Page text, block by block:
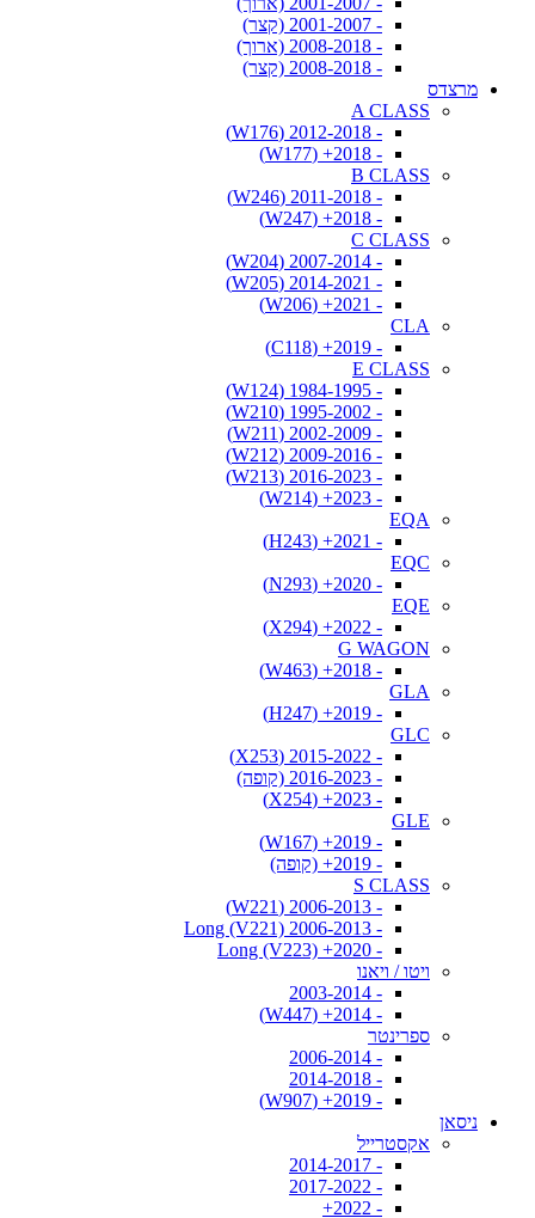
- 2001-2007 (קצר)
- 2008-2018 (ארוך)
- 2008-2018 (קצר)
מרצדס
A CLASS
- 2012-2018 (W176)
- 2018+ (W177)
B CLASS
- 2011-2018 (W246)
- 2018+ (W247)
C CLASS
- 2007-2014 (W204)
- 2014-2021 (W205)
- 2021+ (W206)
CLA
- 2019+ (C118)
E CLASS
- 1984-1995 (W124)
- 1995-2002 (W210)
- 2002-2009 (W211)
- 2009-2016 (W212)
- 2016-2023 (W213)
- 2023+ (W214)
EQA
- 2021+ (H243)
EQC
- 2020+ (N293)
EQE
- 2022+ (X294)
G WAGON
- 2018+ (W463)
GLA
- 2019+ (H247)
GLC
- 2015-2022 (X253)
- 2016-2023 (קופה)
- 2023+ (X254)
GLE
- 2019+ (W167)
- 2019+ (קופה)
S CLASS
- 2006-2013 (W221)
- 2006-2013 Long (V221)
- 2020+ Long (V223)
ויטו / ויאנו
- 2003-2014
- 2014+ (W447)
ספרינטר
- 2006-2014
- 2014-2018
- 2019+ (W907)
ניסאן
אקסטרייל
- 2014-2017
- 2017-2022
- 2022+